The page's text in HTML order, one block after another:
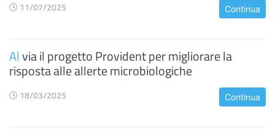
11/07/2025 Continua
Alvia il progetto Provident per migliorare la
risposta alle allerte microbiologiche
18/03/2025 Continua